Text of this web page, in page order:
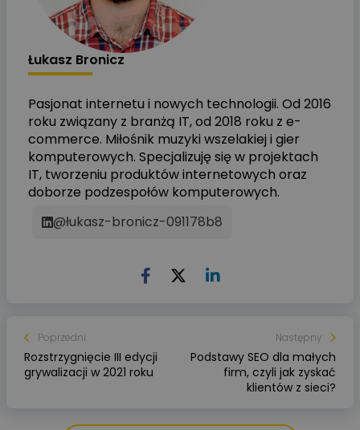
Łukasz Bronicz
Pasjonat internetu i nowych technologii. Od 2016
roku związany z branżą IT, od 2018 roku z e-
commerce. Miłośnik muzyki wszelakiej i gier
komputerowych. Specjalizuję się w projektach
IT, tworzeniu produktów internetowych oraz
doborze podzespołów komputerowych.
@łukasz-bronicz-091178b8
Poprzedni
Rozstrzygnięcie III edycji
grywalizacji w 2021 roku
Następny
Podstawy SEO dla małych
firm, czyli jak zyskać
klientów z sieci?